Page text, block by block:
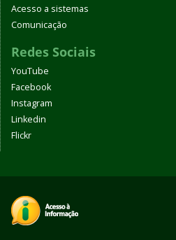
Acesso a sistemas
Comunicação
Redes Sociais
YouTube
Facebook
Instagram
Linkedin
Flickr